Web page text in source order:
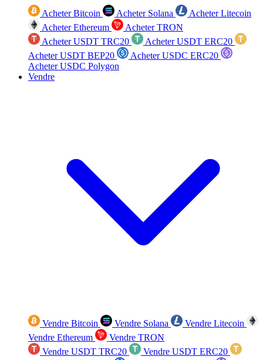
Acheter Bitcoin Acheter Solana
Acheter Litecoin
Acheter Ethereum
Acheter TRON
Acheter USDT TRC20
Acheter USDT ERC20
Acheter USDT BEP20
Acheter USDC ERC20
Acheter USDC Polygon
Vendre
Vendre Bitcoin Vendre Solana
Vendre Litecoin
Vendre Ethereum
Vendre TRON
Vendre USDT TRC20
Vendre USDT ERC20